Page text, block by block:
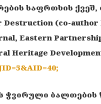
საფრთხის ქვეშ,
(co-author
Eastern
Heritage
ჭვირული ბალთების